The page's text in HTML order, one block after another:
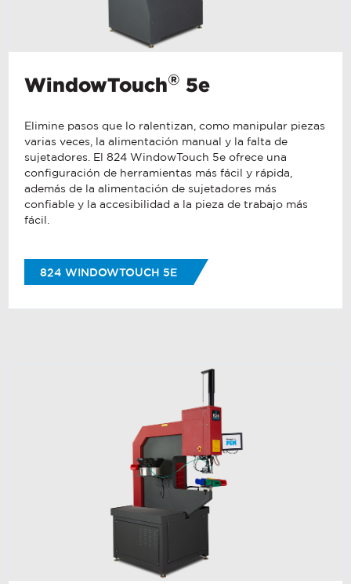
WindowTouch® 5e
Elimine pasos que lo ralentizan, como manipular piezas
varias veces, la alimentación manual y la falta de
sujetadores. El 824 WindowTouch 5e ofrece una
configuración de herramientas más fácil y rápida,
además de la alimentación de sujetadores más
confiable y la accesibilidad a la pieza de trabajo más
fácil.
824 WINDOWTOUCH 5E
communications at any time. For more
information on how to unsubscribe, our
privacy practices, and how we are
committed to protecting and
ourPrivacy Policy.
to allow pemnet.com to store and
process the personal information
submitted above to provide you the
content requested.